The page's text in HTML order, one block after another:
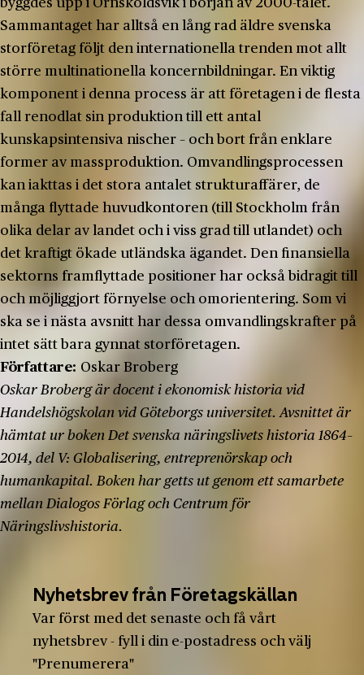
byggdes upp i Örnsköldsvik i början av 2000-talet.
Sammantaget har alltså en lång rad äldre svenska
storföretag följt den internationella trenden mot allt
större multinationella koncernbildningar. En viktig
komponent i denna process är att företagen i de flesta
fall renodlat sin produktion till ett antal
kunskapsintensiva nischer – och bort från enklare
former av massproduktion. Omvandlingsprocessen
kan iakttas i det stora antalet strukturaffärer, de
många flyttade huvudkontoren (till Stockholm från
olika delar av landet och i viss grad till utlandet) och
det kraftigt ökade utländska ägandet. Den finansiella
sektorns framflyttade positioner har också bidragit till
och möjliggjort förnyelse och omorientering. Som vi
ska se i nästa avsnitt har dessa omvandlingskrafter på
intet sätt bara gynnat storföretagen.
Författare: Oskar Broberg
Oskar Broberg är docent i ekonomisk historia vid
Handelshögskolan vid Göteborgs universitet. Avsnittet är
hämtat ur boken Det svenska näringslivets historia 1864–
2014, del V: Globalisering, entreprenörskap och
humankapital. Boken har getts ut genom ett samarbete
mellan Dialogos Förlag och Centrum för
Näringslivshistoria.
Nyhetsbrev från Företagskällan
Var först med det senaste och få vårt
nyhetsbrev - fyll i din e-postadress och välj
"Prenumerera"